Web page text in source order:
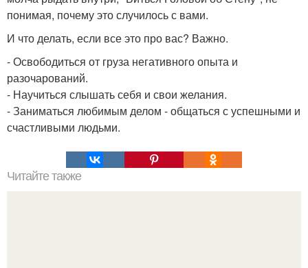
понимая, почему это случилось с вами.
И что делать, если все это про вас? Важно.
- Освободиться от груза негативного опыта и
разочарований.
- Научиться слышать себя и свои желания.
- Заниматься любимым делом - общаться с успешными и
счастливыми людьми.
Читайте также